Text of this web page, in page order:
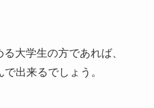
大学生の方であれば、
出来るでしょう。